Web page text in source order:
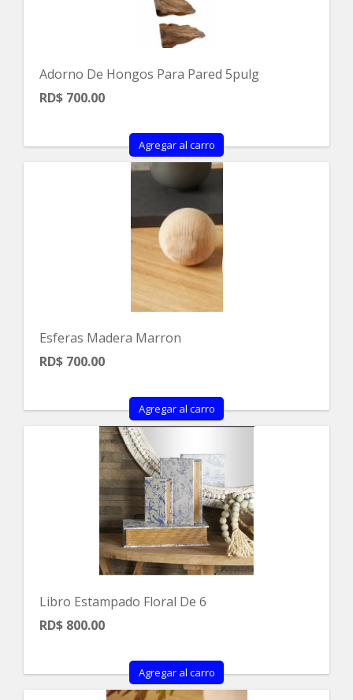
Adorno De Hongos Para Pared 5pulg
RD$ 700.00
Agregar al carro
Esferas Madera Marron
RD$ 700.00
Agregar al carro
Libro Estampado Floral De 6
RD$ 800.00
Agregar al carro